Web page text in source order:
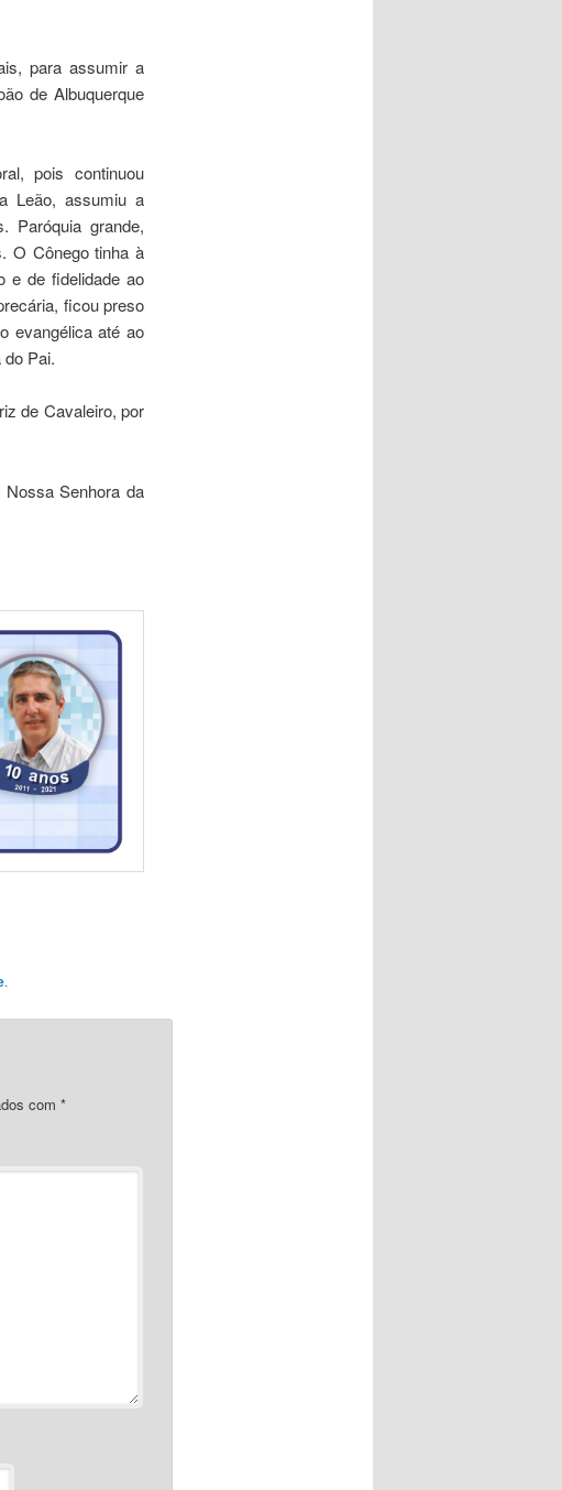
para assumir a
de Albuquerque
pois continuou
Leão, assumiu a
Paróquia grande,
O Cônego tinha à
e de fidelidade ao
ficou preso
evangélica até ao
Pai.
de Cavaleiro, por
Senhora da
.
com *